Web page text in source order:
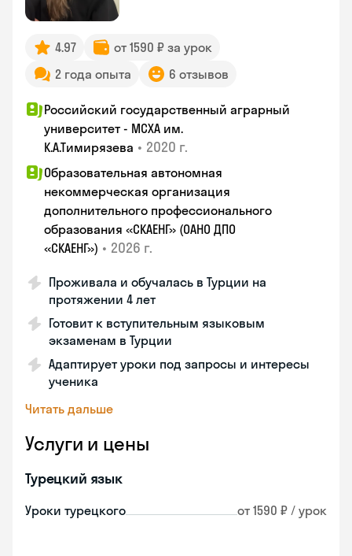
4.97
от 1590 ₽ за урок
2 года опыта
6 отзывов
Российский государственный аграрный
университет - МСХА им.
К.А.Тимирязева • 2020 г.
Образовательная автономная
некоммерческая организация
дополнительного профессионального
образования «СКАЕНГ» (ОАНО ДПО
«СКАЕНГ») • 2026 г.
Проживала и обучалась в Турции на
протяжении 4 лет
Готовит к вступительным языковым
экзаменам в Турции
Адаптирует уроки под запросы и интересы
ученика
Читать дальше
Услуги и цены
Турецкий язык
Уроки турецкого от 1590 ₽ / урок